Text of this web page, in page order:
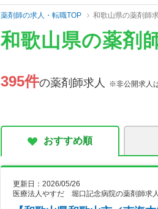
薬剤師の求人・転職TOP 和歌山県の薬剤師
和歌山県の薬剤
395件の薬剤師求人 ※非公開求人
おすすめ順
更新日：2026/05/26
医療法人やすだ 堀口記念病院の薬剤師求人